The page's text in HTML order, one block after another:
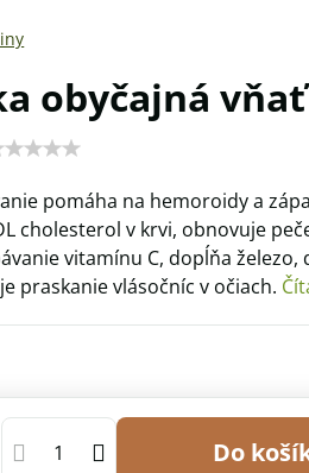
obyčajná vňať
pomáha na hemoroidy a
cholesterol v krvi, obnovuje
vitamínu C, dopĺňa železo,
praskanie vlásočníc v očiach.
Do